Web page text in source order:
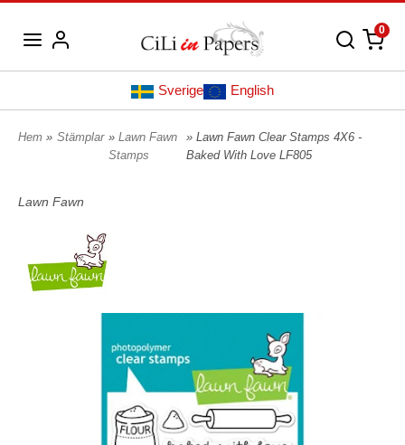
0
Sverige English
Hem » Stämplar » Lawn Fawn
Stamps
» Lawn Fawn Clear Stamps 4X6 -
Baked With Love LF805
Lawn Fawn